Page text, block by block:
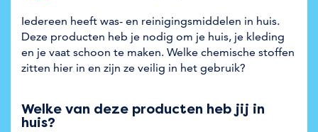
Iedereen heeft was- en reinigingsmiddelen in huis.
Deze producten heb je nodig om je huis, je kleding
en je vaat schoon te maken. Welke chemische stoffen
zitten hier in en zijn ze veilig in het gebruik?
Welke van deze producten heb jij in
huis?